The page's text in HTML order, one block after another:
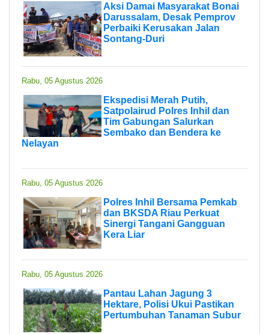
Aksi Damai Masyarakat Bonai
Darussalam, Desak Pemprov
Perbaiki Kerusakan Jalan
Sontang-Duri
Rabu, 05 Agustus 2026
Ekspedisi Merah Putih,
Satpolairud Polres Inhil dan
Tim Gabungan Salurkan
Sembako dan Bendera ke
Nelayan
Rabu, 05 Agustus 2026
Polres Inhil Bersama Pemkab
dan BKSDA Riau Perkuat
Sinergi Tangani Gangguan
Kera Liar
Rabu, 05 Agustus 2026
Pantau Lahan Jagung 3
Hektare, Polisi Ukui Pastikan
Pertumbuhan Tanaman Subur